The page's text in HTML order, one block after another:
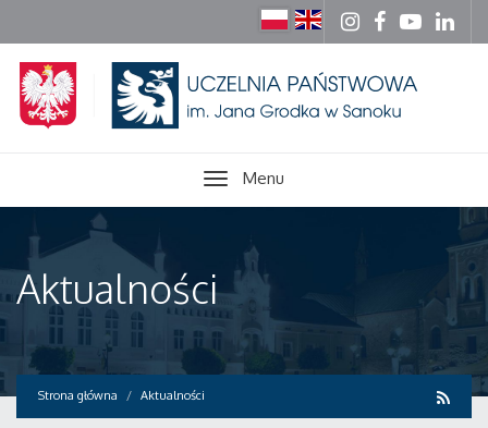
Menu
Aktualności
Strona główna Aktualności